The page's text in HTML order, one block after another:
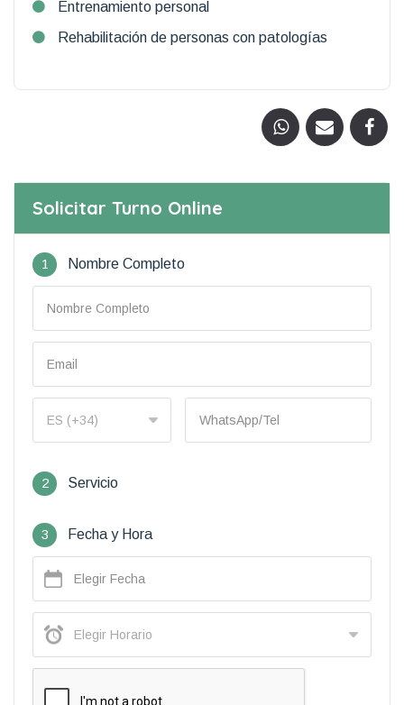
Entrenamiento personal
Rehabilitación de personas con patologías
Solicitar Turno Online
1 Nombre Completo
2 Servicio
3 Fecha y Hora